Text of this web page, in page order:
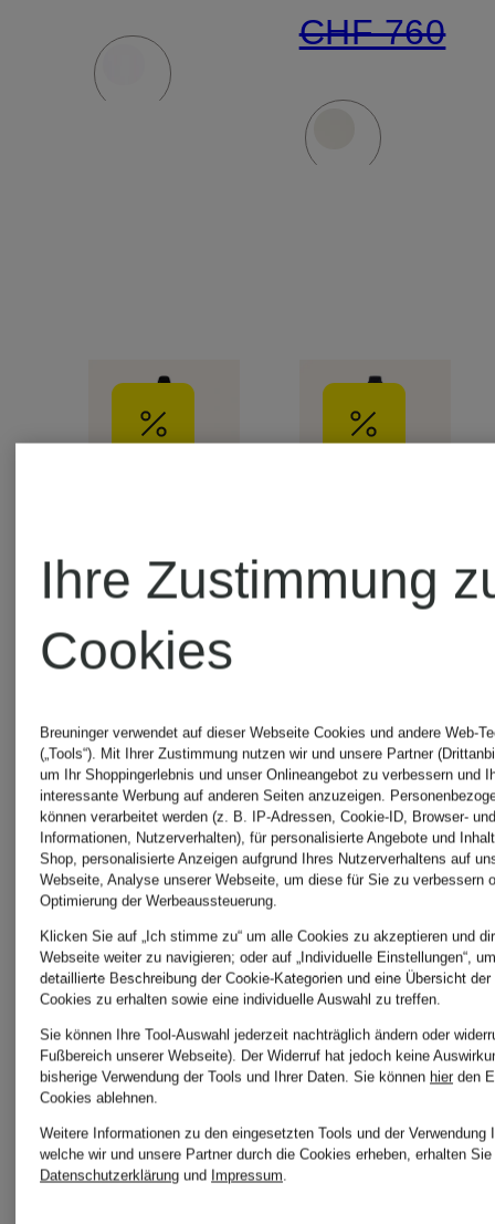
CHF 760
WE
NORWEGIANS
Jumpsuit
VOSS
aus
Merinowolle
CHF 349
Ursprünglich:
CHF 439
WE
Jumpsuit
aus
CHF
CHF 499
Ihre Zustimmung
Cookies
Breuninger verwendet auf dieser Webseite Cookies und andere Web-
(„Tools“). Mit Ihrer Zustimmung nutzen wir und unsere Partner
um Ihr Shoppingerlebnis und unser Onlineangebot zu verbessern und
interessante Werbung auf anderen Seiten anzuzeigen.
können verarbeitet werden (z. B. IP-Adressen, Cookie-ID, Browser-
Informationen, Nutzerverhalten), für personalisierte Angebote und
Shop, personalisierte Anzeigen aufgrund Ihres Nutzerverhaltens auf
Webseite, Analyse unserer Webseite, um diese für Sie zu verbessern
Optimierung der Werbeaussteuerung.
Klicken Sie auf „Ich stimme zu“ um alle Cookies zu akzeptieren und
Webseite weiter zu navigieren; oder auf „Individuelle Einstellungen“,
detaillierte Beschreibung der Cookie-Kategorien und eine Übersicht
Cookies zu erhalten sowie eine individuelle Auswahl zu treffen.
Sie können Ihre Tool-Auswahl jederzeit nachträglich ändern oder
Fußbereich unserer Webseite). Der Widerruf hat jedoch keine
bisherige Verwendung der Tools und Ihrer Daten. Sie können hier den
Cookies ablehnen.
Weitere Informationen zu den eingesetzten Tools und der Verwendung
welche wir und unsere Partner durch die Cookies erheben, erhalten
Datenschutzerklärung und Impressum.